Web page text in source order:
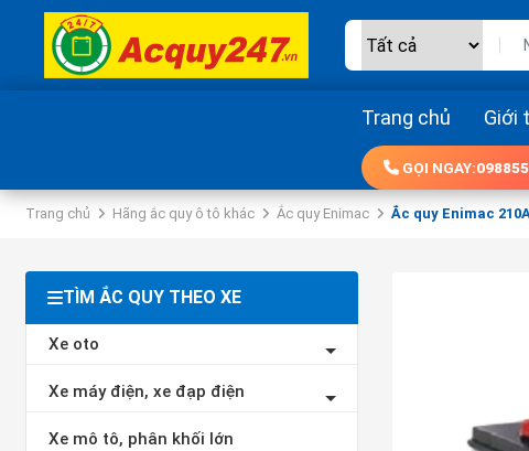
Trang chủ Giới
GỌI NGAY:
Trang chủ Hãng ắc quy ô tô khác Ắc quy Enimac Ắc quy Enimac
TÌM ẮC QUY THEO XE
Xe oto
Xe máy điện, xe đạp điện
Xe mô tô, phân khối lớn